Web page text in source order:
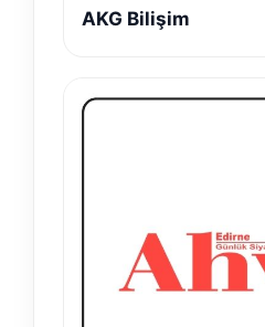
AKG Bilişim